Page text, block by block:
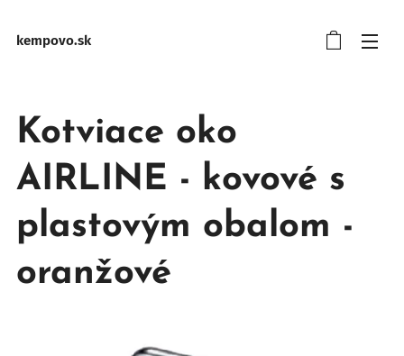
kempovo.sk
Kotviace oko
AIRLINE - kovové s
plastovým obalom -
oranžové